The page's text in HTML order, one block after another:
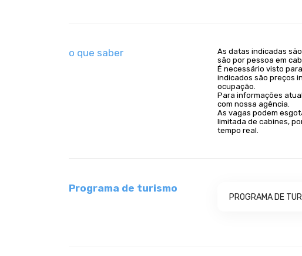
o que saber
As datas indicadas
são por pessoa em
É necessário visto
indicados são preços
ocupação.
Para informações
com nossa agência.
As vagas podem
limitada de cabines,
tempo real.
Programa de turismo
PROGRAMA DE